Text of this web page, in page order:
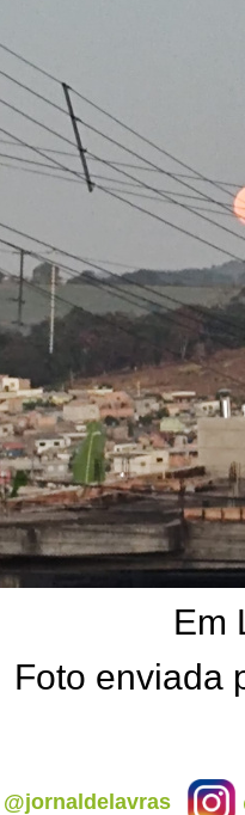
Em
Foto enviada
@jornaldelavras